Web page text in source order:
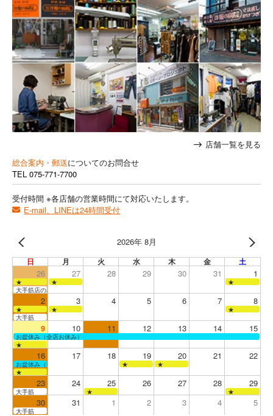
店舗一覧を見る
総合案内・郵送についてのお問合せ
TEL 075-771-7700
受付時間 ※各店舗の営業時間にて対応いたします。
E-mail、LINEは24時間受付
2026年 8月
日 月 火 水 木 金 土
26 27 28 29 30 31 1
★ ★
★
大手筋店のみ営業
2 3 4 5 6 7 8
★ ★
★
大手筋
9 10 11 12 13 14 15
お盆休み（全店お休み）
★
16 17 18 19 20 21 22
お盆休み（全店お休み） ★
★
★
23 24 25 26 27 28 29
大手筋 ★ ★
30 31 1 2 3 4 5
大手筋